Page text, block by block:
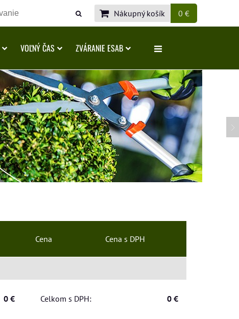
Nákupný košík 0 €
VOĽNÝ ČAS ZVÁRANIE ESAB
Cena Cena s DPH
0 € Celkom s DPH: 0 €